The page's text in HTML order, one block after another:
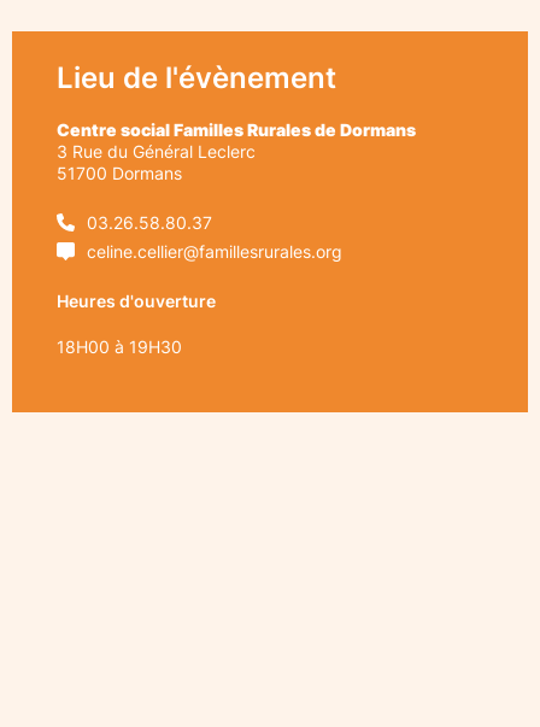
Lieu de l'évènement
Centre social Familles Rurales de Dormans
3 Rue du Général Leclerc
51700 Dormans
03.26.58.80.37
celine.cellier@famillesrurales.org
Heures d'ouverture
18H00 à 19H30